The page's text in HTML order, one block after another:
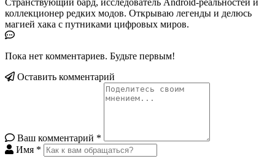
Странствующий бард, исследователь Android-реальностей и
коллекционер редких модов. Открываю легенды и делюсь
магией хака с путниками цифровых миров.
Пока нет комментариев. Будьте первым!
Оставить комментарий
Ваш комментарий *
Имя *